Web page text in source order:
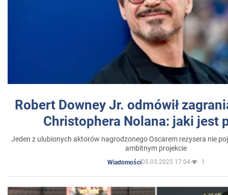
Robert Downey Jr. odmówił
Christophera Nolana: jaki jest
Jeden z ulubionych aktorów nagrodzonego Oscarem reżysera nie
ambitnym projekcie
Wiadomości05.03.2025 17:04 1